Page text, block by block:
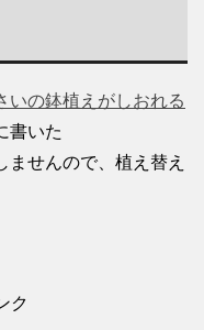
いの鉢植えがしおれる
書いた
せんので、植え替え
ク